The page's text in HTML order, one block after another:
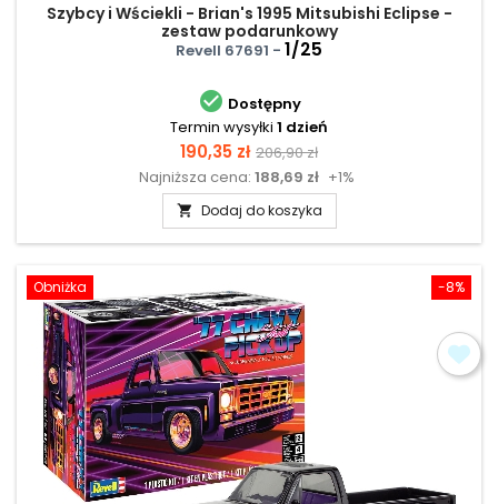
Szybcy i Wściekli - Brian's 1995 Mitsubishi Eclipse -
zestaw podarunkowy
Revell 67691 - 1/25
 Dostępny
Termin wysyłki 1 dzień
Cena
190,35 zł Cena
podstawowa
206,90 zł
Najniższa cena: 188,69 zł +1%
 Dodaj do koszyka
-8%
Obniżka